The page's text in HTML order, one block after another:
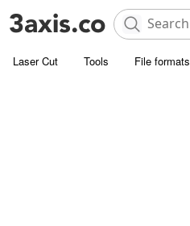
Laser Cut Tools File formats